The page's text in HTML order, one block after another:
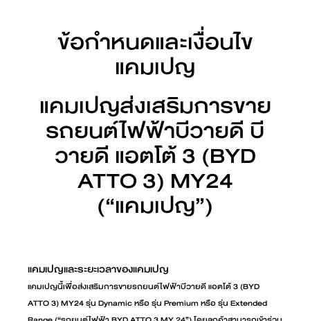
ข้อกำหนดและเงื่อนไข
แคมเปญ
แคมเปญส่งเสริมการขาย
รถยนต์ไฟฟ้าบีวายดี บี
วายดี แอตโต้ 3 (BYD
ATTO 3) MY24
(“แคมเปญ”)
แคมเปญและระยะเวลาของแคมเปญ
แคมเปญนี้เพื่อส่งเสริมการขายรถยนต์ไฟฟ้าบีวายดี แอตโต้ 3 (BYD
ATTO 3) MY24 รุ่น Dynamic หรือ รุ่น Premium หรือ รุ่น Extended